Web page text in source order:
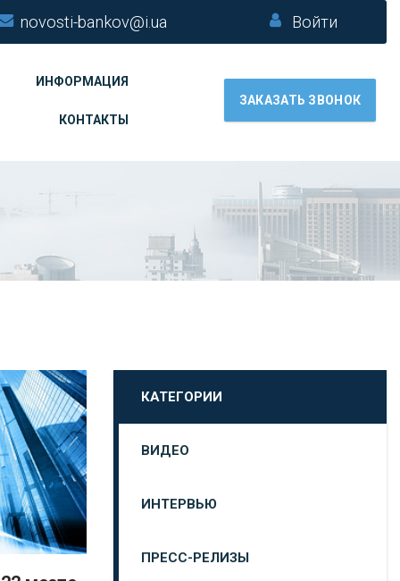
novosti-bankov@i.ua Войти
ИНФОРМАЦИЯ
КОНТАКТЫ
ЗАКАЗАТЬ ЗВОНОК
КАТЕГОРИИ
ВИДЕО
ИНТЕРВЬЮ
ПРЕСС-РЕЛИЗЫ